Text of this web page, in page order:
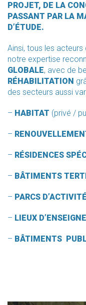
PROJET, DE LA
PASSANT PAR LA
D’ÉTUDE.
Ainsi, tous les
notre expertise
GLOBALE, avec de
RÉHABILITATION
des secteurs aussi
– HABITAT (privé /
–
– RÉSIDENCES
– BÂTIMENTS
– PARCS
– LIEUX
– BÂTIMENTS